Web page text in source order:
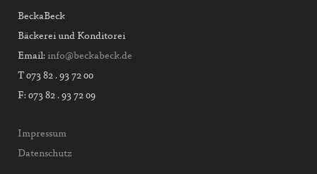
BeckaBeck
Bäckerei und Konditorei
Email: info@beckabeck.de
T 073 82 . 93 72 00
F: 073 82 . 93 72 09
Impressum
Datenschutz